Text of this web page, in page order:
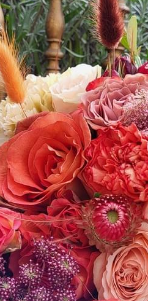
an Advents-Dekorationen